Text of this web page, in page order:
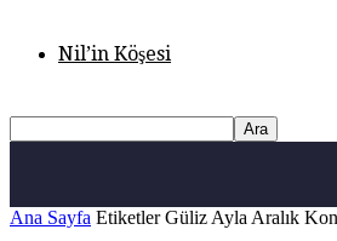
Nil’in Köşesi
Ana Sayfa Etiketler Güliz Ayla Aralık